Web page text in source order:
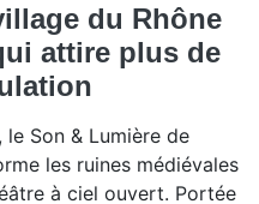
du Rhône
attire plus de
Son & Lumière de
les ruines médiévales
à ciel ouvert. Portée